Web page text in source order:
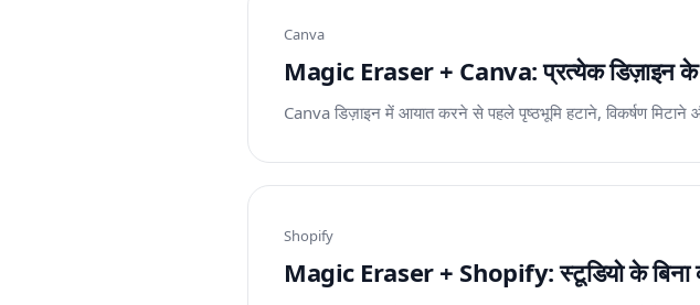
Canva
Magic Eraser + Canva: प्रत्येक डिज़ाइन के
Canva डिज़ाइन में आयात करने से पहले पृष्ठभूमि हटाने, विकर्षण
Shopify
Magic Eraser + Shopify: स्टूडियो के बिना